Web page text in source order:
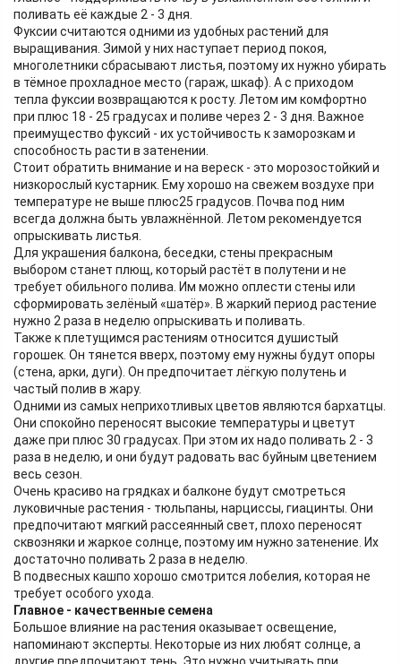
поливать её каждые 2 - 3 дня.
Фуксии считаются одними из удобных растений для
выращивания. Зимой у них наступает период покоя,
многолетники сбрасывают листья, поэтому их нужно убирать
в тёмное прохладное место (гараж, шкаф). А с приходом
тепла фуксии возвращаются к росту. Летом им комфортно
при плюс 18 - 25 градусах и поливе через 2 - 3 дня. Важное
преимущество фуксий - их устойчивость к заморозкам и
способность расти в затенении.
Стоит обратить внимание и на вереск - это морозостойкий и
низкорослый кустарник. Ему хорошо на свежем воздухе при
температуре не выше плюс25 градусов. Почва под ним
всегда должна быть увлажнённой. Летом рекомендуется
опрыскивать листья.
Для украшения балкона, беседки, стены прекрасным
выбором станет плющ, который растёт в полутени и не
требует обильного полива. Им можно оплести стены или
сформировать зелёный «шатёр». В жаркий период растение
нужно 2 раза в неделю опрыскивать и поливать.
Также к плетущимся растениям относится душистый
горошек. Он тянется вверх, поэтому ему нужны будут опоры
(стена, арки, дуги). Он предпочитает лёгкую полутень и
частый полив в жару.
Одними из самых неприхотливых цветов являются бархатцы.
Они спокойно переносят высокие температуры и цветут
даже при плюс 30 градусах. При этом их надо поливать 2 - 3
раза в неделю, и они будут радовать вас буйным цветением
весь сезон.
Очень красиво на грядках и балконе будут смотреться
луковичные растения - тюльпаны, нарциссы, гиацинты. Они
предпочитают мягкий рассеянный свет, плохо переносят
сквозняки и жаркое солнце, поэтому им нужно затенение. Их
достаточно поливать 2 раза в неделю.
В подвесных кашпо хорошо смотрится лобелия, которая не
требует особого ухода.
Главное - качественные семена
Большое влияние на растения оказывает освещение,
напоминают эксперты. Некоторые из них любят солнце, а